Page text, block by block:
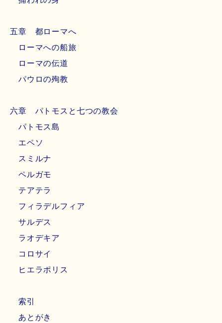
五章 都ローマへ
ローマへの船旅
ローマの伝道
パウロの殉教
六章 パトモスと七つの教会
パトモス島
エペソ
スミルナ
ペルガモ
テアテラ
フィラデルフィア
サルデス
ラオデキア
コロサイ
ヒエラポリス
索引
あとがき